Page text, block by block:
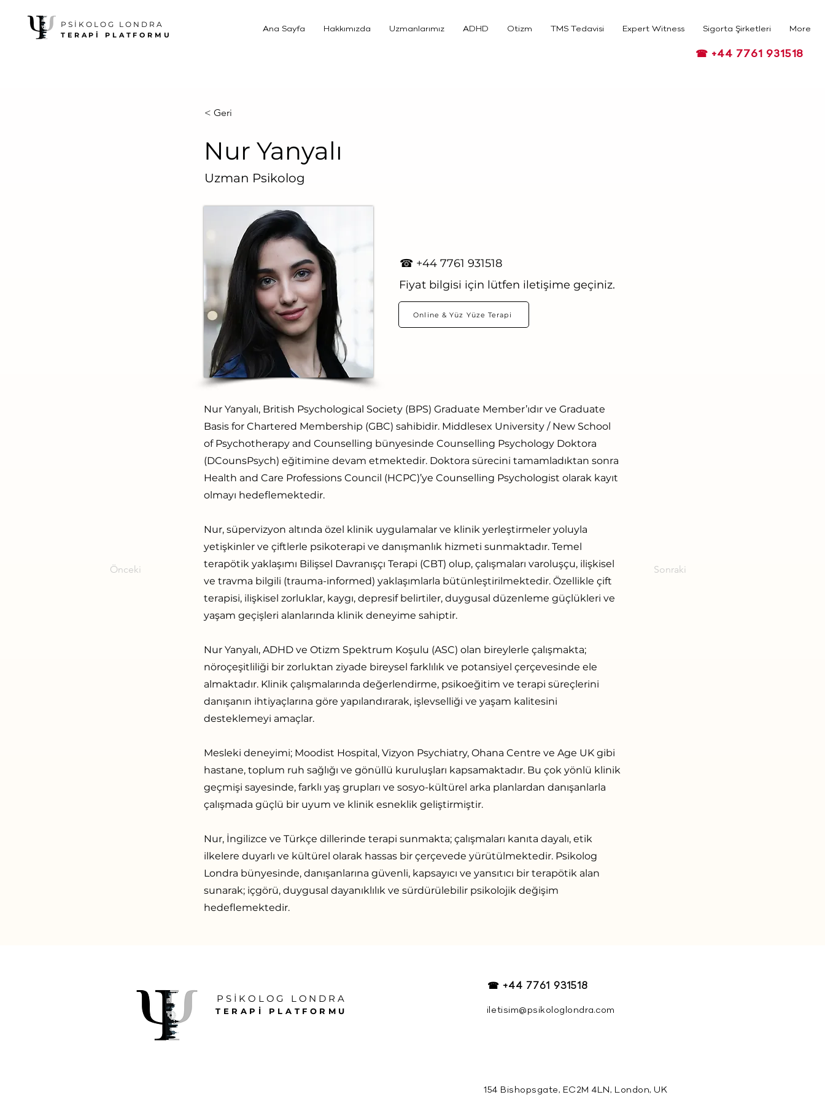
PSİKOLOG LONDRA
TERAPİ PLATFORMU
Ana Sayfa Hakkımızda Uzmanlarımız ADHD Otizm TMS Tedavisi Expert Witness Sigorta Şirketleri More
☎ +44 7761 931518
Önceki Sonraki
< Geri
Nur Yanyalı
Uzman Psikolog
☎ +44 7761 931518
Fiyat bilgisi için lütfen iletişime geçiniz.
Online & Yüz Yüze Terapi
Nur Yanyalı, British Psychological Society (BPS) Graduate Member’ıdır ve Graduate
Basis for Chartered Membership (GBC) sahibidir. Middlesex University / New School
of Psychotherapy and Counselling bünyesinde Counselling Psychology Doktora
(DCounsPsych) eğitimine devam etmektedir. Doktora sürecini tamamladıktan sonra
Health and Care Professions Council (HCPC)’ye Counselling Psychologist olarak kayıt
olmayı hedeflemektedir.
Nur, süpervizyon altında özel klinik uygulamalar ve klinik yerleştirmeler yoluyla
yetişkinler ve çiftlerle psikoterapi ve danışmanlık hizmeti sunmaktadır. Temel
terapötik yaklaşımı Bilişsel Davranışçı Terapi (CBT) olup, çalışmaları varoluşçu, ilişkisel
ve travma bilgili (trauma-informed) yaklaşımlarla bütünleştirilmektedir. Özellikle çift
terapisi, ilişkisel zorluklar, kaygı, depresif belirtiler, duygusal düzenleme güçlükleri ve
yaşam geçişleri alanlarında klinik deneyime sahiptir.
Nur Yanyalı, ADHD ve Otizm Spektrum Koşulu (ASC) olan bireylerle çalışmakta;
nöroçeşitliliği bir zorluktan ziyade bireysel farklılık ve potansiyel çerçevesinde ele
almaktadır. Klinik çalışmalarında değerlendirme, psikoeğitim ve terapi süreçlerini
danışanın ihtiyaçlarına göre yapılandırarak, işlevselliği ve yaşam kalitesini
desteklemeyi amaçlar.
Mesleki deneyimi; Moodist Hospital, Vizyon Psychiatry, Ohana Centre ve Age UK gibi
hastane, toplum ruh sağlığı ve gönüllü kuruluşları kapsamaktadır. Bu çok yönlü klinik
geçmişi sayesinde, farklı yaş grupları ve sosyo-kültürel arka planlardan danışanlarla
çalışmada güçlü bir uyum ve klinik esneklik geliştirmiştir.
Nur, İngilizce ve Türkçe dillerinde terapi sunmakta; çalışmaları kanıta dayalı, etik
ilkelere duyarlı ve kültürel olarak hassas bir çerçevede yürütülmektedir. Psikolog
Londra bünyesinde, danışanlarına güvenli, kapsayıcı ve yansıtıcı bir terapötik alan
sunarak; içgörü, duygusal dayanıklılık ve sürdürülebilir psikolojik değişim
hedeflemektedir.
PSİKOLOG LONDRA
TERAPİ PLATFORMU
☎ +44 7761 931518
iletisim@psikologlondra.com
154 Bishopsgate, EC2M 4LN, London, UK